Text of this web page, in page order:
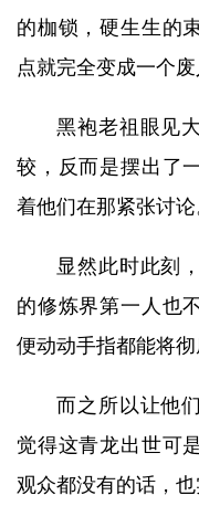
的枷锁，硬生生的
点就完全变成一个废
黑袍老祖眼见
较，反而是摆出了
着他们在那紧张讨论
显然此时此刻
的修炼界第一人也
便动动手指都能将彻
而之所以让他
觉得这青龙出世可
观众都没有的话，也